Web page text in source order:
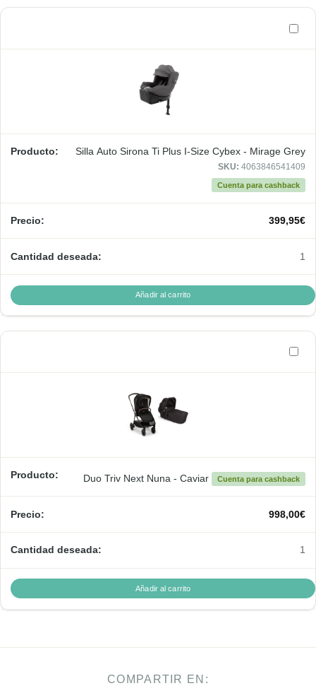
Silla Auto Sirona Ti Plus I-Size Cybex - Mirage Grey
SKU: 4063846541409
Cuenta para cashback
399,95€
1
Añadir al carrito
Duo Triv Next Nuna - Caviar Cuenta para cashback
998,00€
1
Añadir al carrito
COMPARTIR EN: